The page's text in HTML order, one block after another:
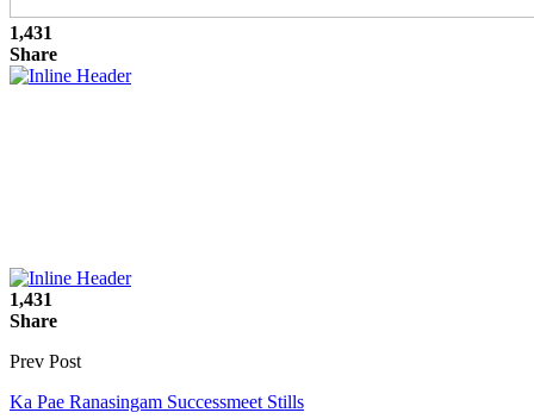
1,431
Share
1,431
Share
Prev Post
Ka Pae Ranasingam Successmeet Stills